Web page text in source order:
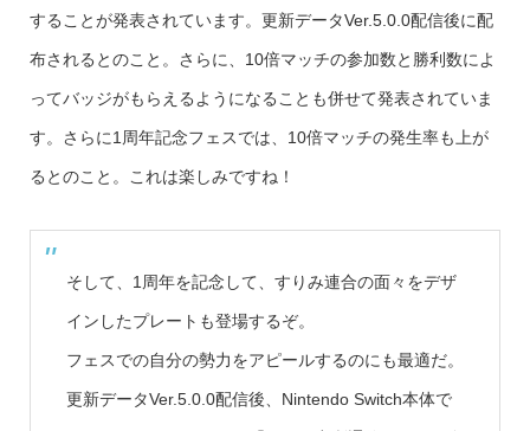
することが発表されています。更新データVer.5.0.0配信後に配
布されるとのこと。さらに、10倍マッチの参加数と勝利数によ
ってバッジがもらえるようになることも併せて発表されていま
す。さらに1周年記念フェスでは、10倍マッチの発生率も上が
るとのこと。これは楽しみですね！
そして、1周年を記念して、すりみ連合の面々をデザ
インしたプレートも登場するぞ。
フェスでの自分の勢力をアピールするのにも最適だ。
更新データVer.5.0.0配信後、Nintendo Switch本体で